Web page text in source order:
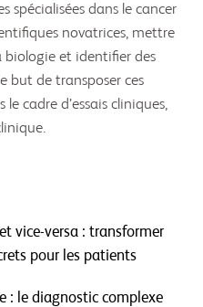
spécialisées dans le cancer
novatrices, mettre
biologie et identifier des
but de transposer ces
cadre d’essais cliniques,
vice-versa : transformer
pour les patients
: le diagnostic complexe